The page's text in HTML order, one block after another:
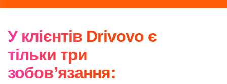
У клієнтів Drivovo є
тільки три
зобов’язання: